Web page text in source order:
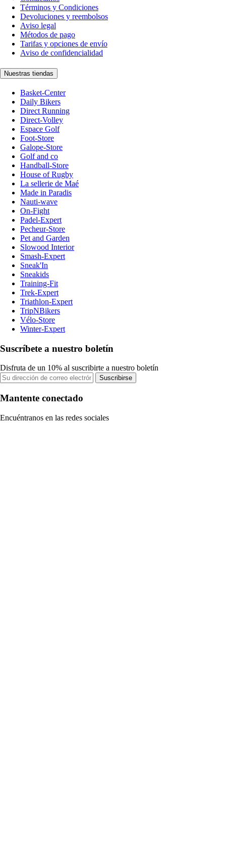
Términos y Condiciones
Devoluciones y reembolsos
Aviso legal
Métodos de pago
Tarifas y opciones de envío
Aviso de confidencialidad
Nuestras tiendas
Basket-Center
Daily Bikers
Direct Running
Direct-Volley
Espace Golf
Foot-Store
Galope-Store
Golf and co
Handball-Store
House of Rugby
La sellerie de Maé
Made in Paradis
Nauti-wave
On-Fight
Padel-Expert
Pecheur-Store
Pet and Garden
Slowood Interior
Smash-Expert
Sneak'In
Sneakids
Training-Fit
Trek-Expert
Triathlon-Expert
TripNBikers
Vélo-Store
Winter-Expert
Suscríbete a nuestro boletín
Disfruta de un 10% al suscribirte a nuestro boletín
Suscribirse
Mantente conectado
Encuéntranos en las redes sociales